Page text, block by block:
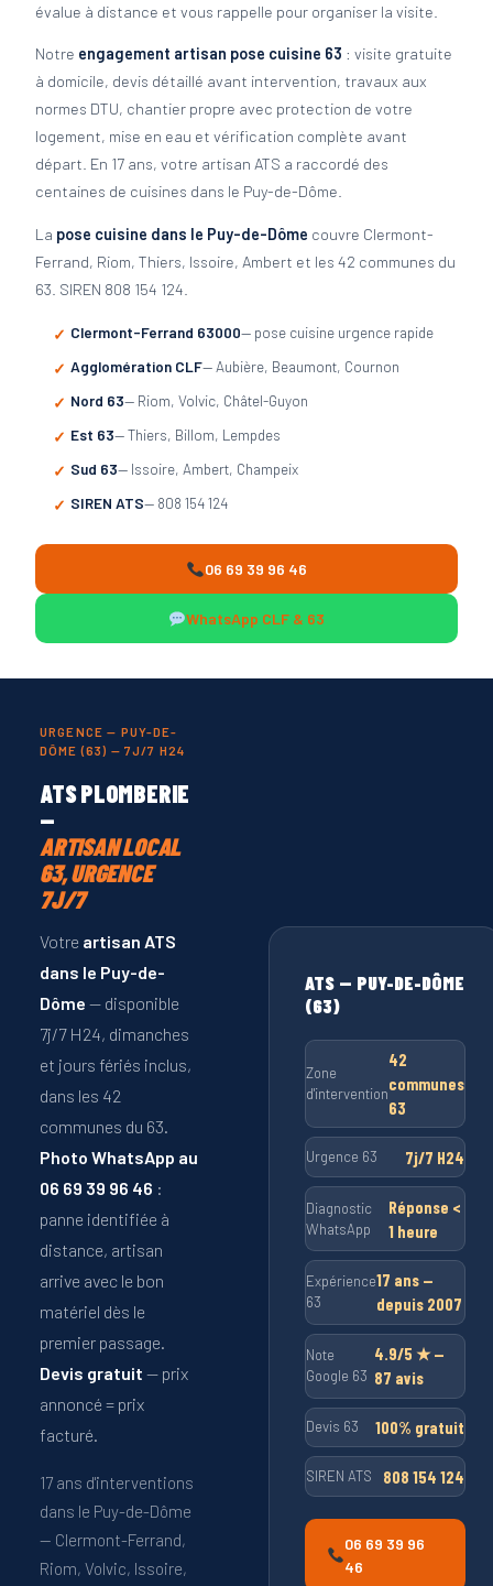
évalue à distance et vous rappelle pour organiser la visite.
Notre engagement artisan pose cuisine 63 : visite gratuite
à domicile, devis détaillé avant intervention, travaux aux
normes DTU, chantier propre avec protection de votre
logement, mise en eau et vérification complète avant
départ. En 17 ans, votre artisan ATS a raccordé des
centaines de cuisines dans le Puy-de-Dôme.
La pose cuisine dans le Puy-de-Dôme couvre Clermont-
Ferrand, Riom, Thiers, Issoire, Ambert et les 42 communes du
63. SIREN 808 154 124.
Clermont-Ferrand 63000— pose cuisine urgence rapide
Agglomération CLF— Aubière, Beaumont, Cournon
Nord 63— Riom, Volvic, Châtel-Guyon
Est 63— Thiers, Billom, Lempdes
Sud 63— Issoire, Ambert, Champeix
SIREN ATS— 808 154 124
06 69 39 96 46
WhatsApp CLF & 63
URGENCE — PUY-DE-
DÔME (63) — 7J/7 H24
ATS PLOMBERIE
—
ARTISAN LOCAL
63, URGENCE
7J/7
Votre artisan ATS
dans le Puy-de-
Dôme — disponible
7j/7 H24, dimanches
et jours fériés inclus,
dans les 42
communes du 63.
Photo WhatsApp au
06 69 39 96 46 :
panne identifiée à
distance, artisan
arrive avec le bon
matériel dès le
premier passage.
Devis gratuit — prix
annoncé = prix
facturé.
17 ans d'interventions
dans le Puy-de-Dôme
— Clermont-Ferrand,
Riom, Volvic, Issoire,
ATS — PUY-DE-DÔME
(63)
Zone
d'intervention
42
communes
63
Urgence 63 7j/7 H24
Diagnostic
WhatsApp
Réponse <
1 heure
Expérience
63
17 ans —
depuis 2007
Note
Google 63
4.9/5 ★ —
87 avis
Devis 63 100% gratuit
SIREN ATS 808 154 124
06 69 39 96
46